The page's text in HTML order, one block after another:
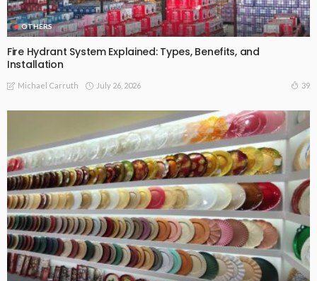
OTHERS
Fire Hydrant System Explained: Types, Benefits, and
Installation
Michael Carruth July 26, 2026 39